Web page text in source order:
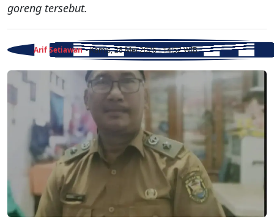
goreng tersebut.
Arif Setiawan - Kamis, 28 Mei 2026 - 14:52 WIB